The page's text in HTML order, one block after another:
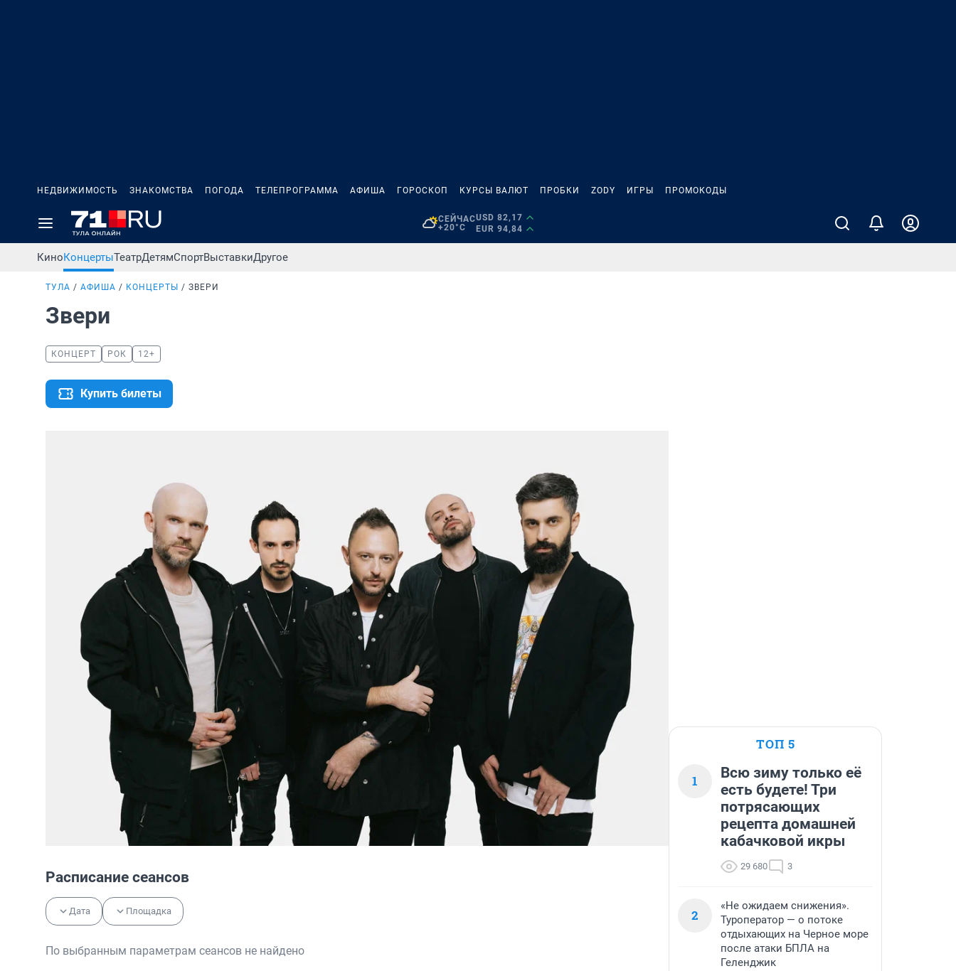
НЕДВИЖИМОСТЬ ЗНАКОМСТВА ПОГОДА ТЕЛЕПРОГРАММА АФИША ГОРОСКОП КУРСЫ ВАЛЮТ ПРОБКИ ZODY ИГРЫ ПРОМОКОДЫ
СЕЙЧАС
+20°C
USD 82,17
EUR 94,84
КиноКонцертыТеатрДетямСпортВыставкиДругое
ТУЛА АФИША КОНЦЕРТЫ ЗВЕРИ
Звери
КОНЦЕРТ РОК 12+
Купить билеты
Расписание сеансов
Дата Площадка
По выбранным параметрам сеансов не найдено
ТОП 5
1
Всю зиму только её
есть будете! Три
потрясающих
рецепта домашней
кабачковой икры
29 680 3
2
«Не ожидаем снижения».
Туроператор — о потоке
отдыхающих на Черное море
после атаки БПЛА на
Геленджик